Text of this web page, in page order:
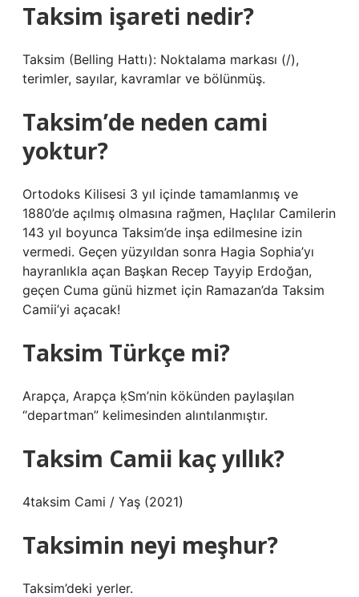
Taksim işareti nedir?
Taksim (Belling Hattı): Noktalama markası (/),
terimler, sayılar, kavramlar ve bölünmüş.
Taksim’de neden cami
yoktur?
Ortodoks Kilisesi 3 yıl içinde tamamlanmış ve
1880’de açılmış olmasına rağmen, Haçlılar Camilerin
143 yıl boyunca Taksim’de inşa edilmesine izin
vermedi. Geçen yüzyıldan sonra Hagia Sophia’yı
hayranlıkla açan Başkan Recep Tayyip Erdoğan,
geçen Cuma günü hizmet için Ramazan’da Taksim
Camii’yi açacak!
Taksim Türkçe mi?
Arapça, Arapça ḳSm’nin kökünden paylaşılan
“departman” kelimesinden alıntılanmıştır.
Taksim Camii kaç yıllık?
4taksim Cami / Yaş (2021)
Taksimin neyi meşhur?
Taksim’deki yerler.